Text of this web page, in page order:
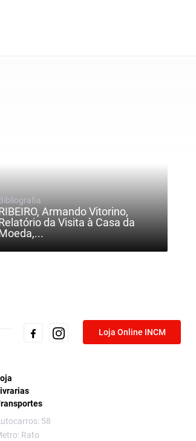
Armando Vitorino,
da Visita à Casa da
Loja Online INCM
58
Rato